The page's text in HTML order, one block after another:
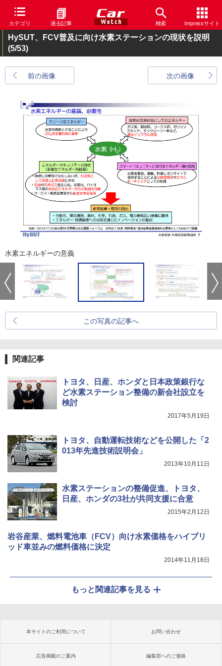
カテゴリ 過去記事 検索 Impressサイト
HySUT、FCV普及に向け水素ステーションの現状を説明
(5/53)
前の画像 次の画像
水素エネルギーの意義
この写真の記事へ
関連記事
トヨタ、日産、ホンダと日本政策銀行な
ど水素ステーション整備の新会社設立を
検討
2017年5月19日
トヨタ、自動運転技術などを公開した「2
013年先進技術説明会」
2013年10月11日
水素ステーションの整備促進、トヨタ、
日産、ホンダの3社が共同支援に合意
2015年2月12日
岩谷産業、燃料電池車（FCV）向け水素価格をハイブリ
ッド車並みの燃料価格に決定
2014年11月18日
もっと関連記事を見る
本サイトのご利用について お問い合わせ
広告掲載のご案内 編集部へのご連絡